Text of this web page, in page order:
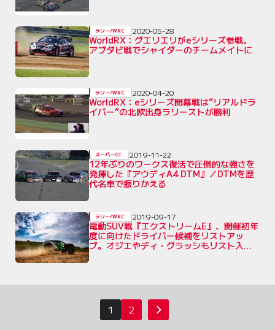
WorldRX：グエリエリがeシリーズ参戦。
アブダビ戦でシャイダーのチームメイトに
ラリー/WRC 2020-05-28
WorldRX：eシリーズ開幕戦は“リアルドラ
イバー”の北欧出身ラリーストが勝利
ラリー/WRC 2020-04-20
12年ぶりのワークス復活で圧倒的な強さを
発揮した『アウディA4 DTM』／DTMを歴
代名車で振りかえる
スーパーGT 2019-11-22
電動SUV戦『エクストリームE』、開催初年
度に向けたドライバー候補をリストアッ
プ。オジエやディ・グラッシもリスト入り
ラリー/WRC 2019-09-17
1 2 次へ